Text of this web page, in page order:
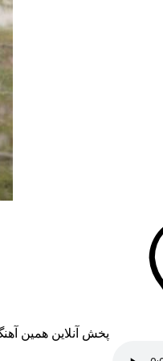
پخش آنلاین همین